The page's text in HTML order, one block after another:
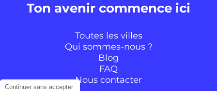
Ton avenir commence ici
Toutes les villes
Qui sommes-nous ?
Blog
FAQ
Nous contacter
Continuer sans accepter